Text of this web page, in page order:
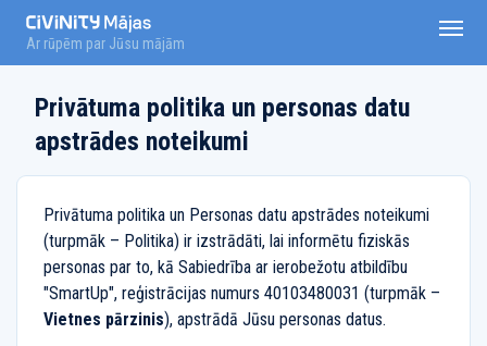
Ar rūpēm par Jūsu mājām
Reģistrēties
Personas datu apstrādes noteikumi
По-русски
Privātuma politika un personas datu
apstrādes noteikumi
Privātuma politika un Personas datu apstrādes noteikumi
(turpmāk – Politika) ir izstrādāti, lai informētu fiziskās
personas par to, kā Sabiedrība ar ierobežotu atbildību
"SmartUp", reģistrācijas numurs 40103480031 (turpmāk –
Vietnes pārzinis), apstrādā Jūsu personas datus.